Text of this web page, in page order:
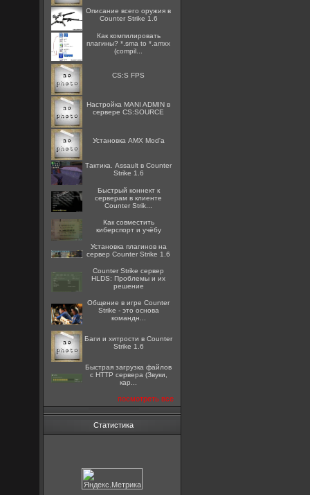
Описание всего оружия в
Counter Strike 1.6
Как компилировать
плагины? *.sma to *.amxx
(compil...
CS:S FPS
Настройка MANI ADMIN в
сервере CS:SOURCE
Установка AMX Mod'a
Тактика. Assault в Counter
Strike 1.6
Быстрый коннект к
серверам в клиенте
Counter Strik...
Как совместить
киберспорт и учёбу
Установка плагинов на
сервер Counter Strike 1.6
Counter Strike сервер
HLDS: Проблемы и их
решение
Общение в игре Counter
Strike - это основа
командн...
Баги и хитрости в Counter
Strike 1.6
Быстрая загрузка файлов
с HTTP сервера (Звуки,
кар...
посмотреть все
Статистика